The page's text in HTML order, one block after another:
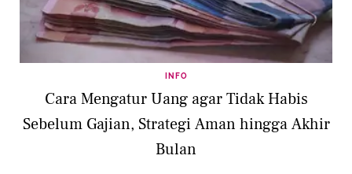
INFO
Cara Mengatur Uang agar Tidak Habis
Sebelum Gajian, Strategi Aman hingga Akhir
Bulan